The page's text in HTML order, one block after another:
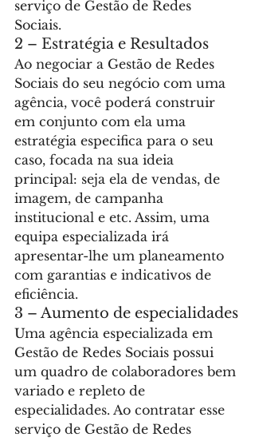
serviço de Gestão de Redes
Sociais.
2 – Estratégia e Resultados
Ao negociar a Gestão de Redes
Sociais do seu negócio com uma
agência, você poderá construir
em conjunto com ela uma
estratégia especifica para o seu
caso, focada na sua ideia
principal: seja ela de vendas, de
imagem, de campanha
institucional e etc. Assim, uma
equipa especializada irá
apresentar-lhe um planeamento
com garantias e indicativos de
eficiência.
3 – Aumento de especialidades
Uma agência especializada em
Gestão de Redes Sociais possui
um quadro de colaboradores bem
variado e repleto de
especialidades. Ao contratar esse
serviço de Gestão de Redes